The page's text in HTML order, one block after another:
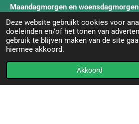
Deze website gebruikt cookies voor
doeleinden en/of het tonen van
gebruik te blijven maken van de site
hiermee akkoord.
Akkoord
Maandagmorgen en
van 09.00 - 12.00 uur
Behalve feestdagen.
Openingstijden SOOS (Inkom):